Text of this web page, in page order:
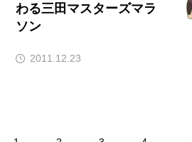
わる三田マスターズマラ
ソン
2011.12.23